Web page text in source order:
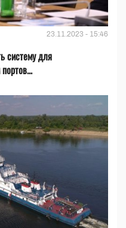
23.11.2023 - 15:46
систему для